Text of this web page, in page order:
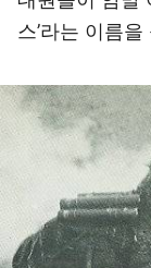
스’라는 이름